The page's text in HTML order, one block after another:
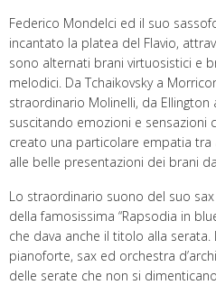
Federico Mondelci ed il suo
incantato la platea del Flavio,
sono alternati brani virtuosistici e
melodici. Da Tchaikovsky a
straordinario Molinelli, da Ellington
suscitando emozioni e sensazioni
creato una particolare empatia tra
alle belle presentazioni dei brani
Lo straordinario suono del suo sax
della famosissima “Rapsodia in
che dava anche il titolo alla
pianoforte, sax ed orchestra
delle serate che non si